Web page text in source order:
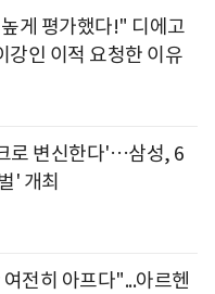
게 평가했다!" 디에고
강인 이적 요청한 이유
로 변신한다'…삼성, 6
' 개최
전히 아프다"...아르헨